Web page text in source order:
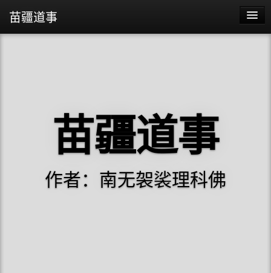
苗疆道事
苗疆道事
作者：南无袈裟理科佛